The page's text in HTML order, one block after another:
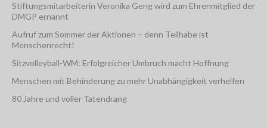
Stiftungsmitarbeiterin Veronika Geng wird zum Ehrenmitglied der
DMGP ernannt
Aufruf zum Sommer der Aktionen – denn Teilhabe ist
Menschenrecht!
Sitzvolleyball-WM: Erfolgreicher Umbruch macht Hoffnung
Menschen mit Behinderung zu mehr Unabhängigkeit verhelfen
80 Jahre und voller Tatendrang